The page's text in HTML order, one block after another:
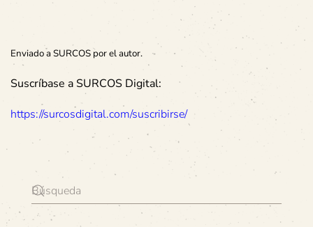
Enviado a SURCOS por el autor.
Suscríbase a SURCOS Digital:
https://surcosdigital.com/suscribirse/